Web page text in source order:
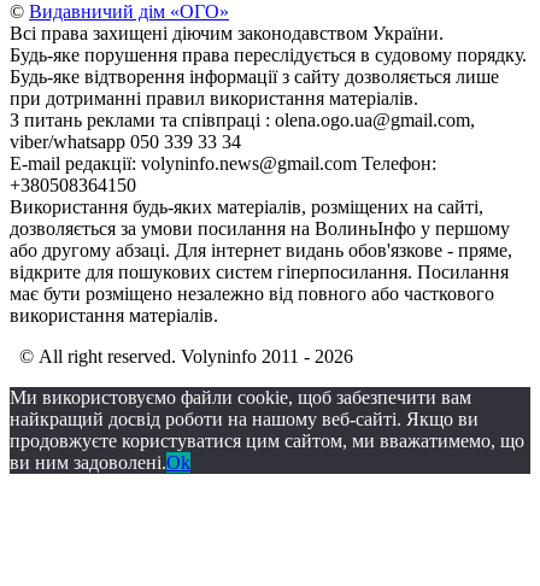
© Видавничий дім «ОГО»
Всі права захищені діючим законодавством України.
Будь-яке порушення права переслідується в судовому порядку.
Будь-яке відтворення інформації з сайту дозволяється лише
при дотриманні правил використання матеріалів.
З питань реклами та співпраці : olena.ogo.ua@gmail.com,
viber/whatsapp 050 339 33 34
E-mail редакції: volyninfo.news@gmail.com Телефон:
+380508364150
Використання будь-яких матеріалів, розміщених на сайті,
дозволяється за умови посилання на ВолиньІнфо у першому
або другому абзаці. Для інтернет видань обов'язкове - пряме,
відкрите для пошукових систем гіперпосилання. Посилання
має бути розміщено незалежно від повного або часткового
використання матеріалів.
© All right reserved. Volyninfo 2011 - 2026
Ми використовуємо файли cookie, щоб забезпечити вам
найкращий досвід роботи на нашому веб-сайті. Якщо ви
продовжуєте користуватися цим сайтом, ми вважатимемо, що
ви ним задоволені.Ok